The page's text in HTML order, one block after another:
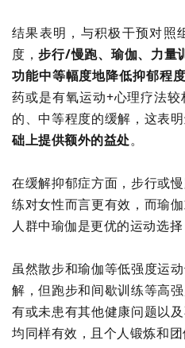
结果表明，与积极干预对照
度，步行/慢跑、瑜伽、力量
功能中等幅度地降低抑郁程度
药或是有氧运动+心理疗法
的、中等程度的缓解，这表明
础上提供额外的益处。
在缓解抑郁症方面，步行或
练对女性而言更有效，而瑜
人群中瑜伽是更优的运动选
虽然散步和瑜伽等低强度运
解，但跑步和间歇训练等高
有或未患有其他健康问题以
均同样有效，且个人锻炼和团